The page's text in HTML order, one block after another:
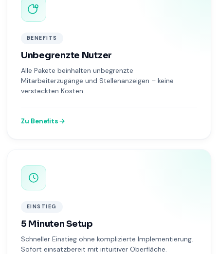
BENEFITS
Unbegrenzte Nutzer
Alle Pakete beinhalten unbegrenzte
Mitarbeiterzugänge und Stellenanzeigen – keine
versteckten Kosten.
Zu Benefits
EINSTIEG
5 Minuten Setup
Schneller Einstieg ohne komplizierte Implementierung.
Sofort einsatzbereit mit intuitiver Oberfläche.